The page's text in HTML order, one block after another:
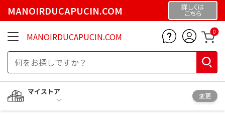
MANOIRDUCAPUCIN.COM 詳しくは
こちら
MANOIRDUCAPUCIN.COM 0
マイストア
変更